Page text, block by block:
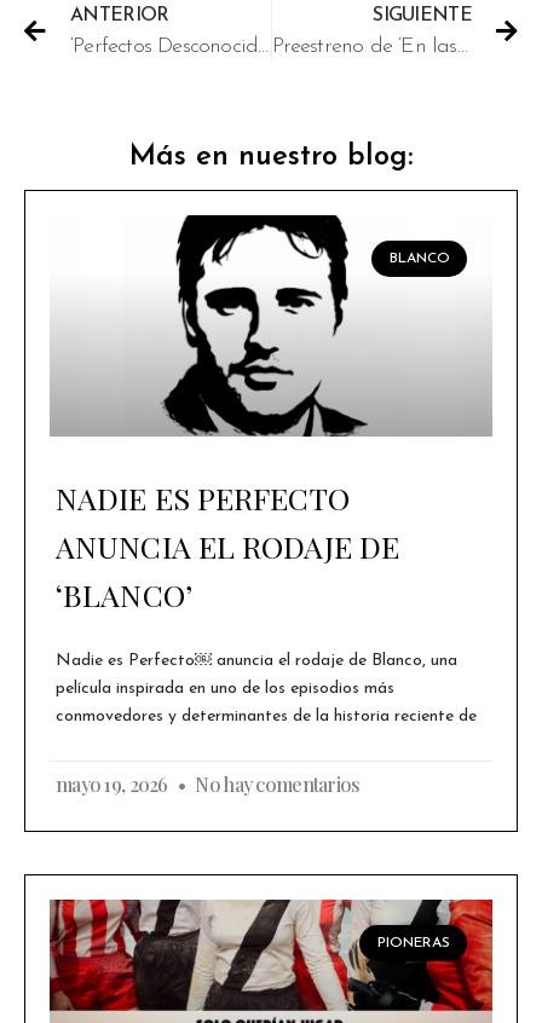
ANTERIOR
‘Perfectos Desconocidos’ en el próximo Festival de San Sebastián
SIGUIENTE
Preestreno de ‘En las Estrellas’
Más en nuestro blog:
BLANCO
NADIE ES PERFECTO
ANUNCIA EL RODAJE DE
‘BLANCO’
Nadie es Perfecto￼ anuncia el rodaje de Blanco, una
película inspirada en uno de los episodios más
conmovedores y determinantes de la historia reciente de
mayo 19, 2026 No hay comentarios
PIONERAS